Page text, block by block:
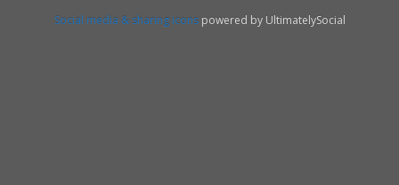
Social media & sharing icons powered by UltimatelySocial